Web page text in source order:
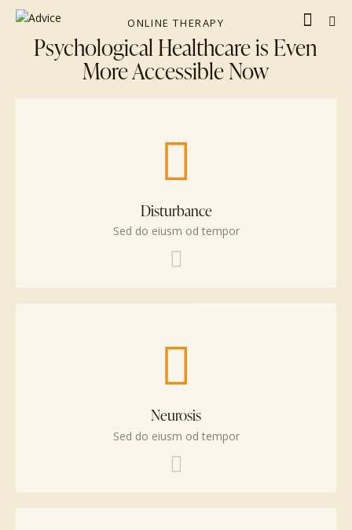
ONLINE THERAPY
Psychological Healthcare is Even
More Accessible Now
Disturbance
Sed do eiusm od tempor
Neurosis
Sed do eiusm od tempor